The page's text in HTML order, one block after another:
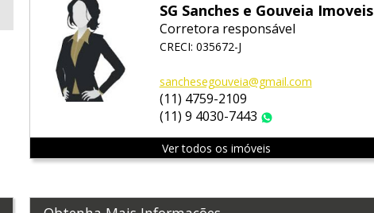
SG Sanches e Gouveia Imoveis
Corretora responsável
CRECI: 035672-J
sanchesegouveia@gmail.com
(11) 4759-2109
(11) 9 4030-7443
Ver todos os imóveis